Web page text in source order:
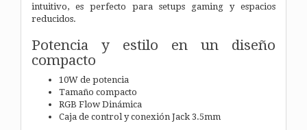
intuitivo, es perfecto para setups gaming y espacios
reducidos.
Potencia y estilo en un diseño
compacto
10W de potencia
Tamaño compacto
RGB Flow Dinámica
Caja de control y conexión Jack 3.5mm